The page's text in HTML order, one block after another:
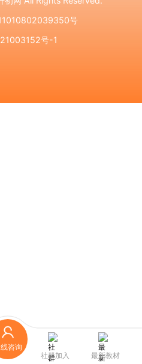
号
号-1
咨询
社群加入
最新教材